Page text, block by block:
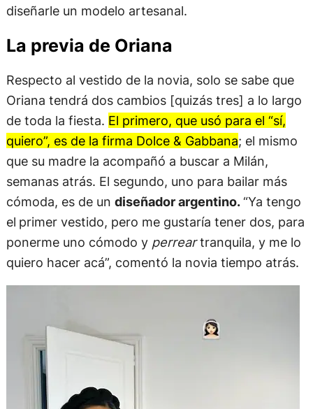
diseñarle un modelo artesanal.
La previa de Oriana
Respecto al vestido de la novia, solo se sabe que
Oriana tendrá dos cambios [quizás tres] a lo largo
de toda la fiesta. El primero, que usó para el “sí,
quiero”, es de la firma Dolce & Gabbana; el mismo
que su madre la acompañó a buscar a Milán,
semanas atrás. El segundo, uno para bailar más
cómoda, es de un diseñador argentino.“Ya tengo
el primer vestido, pero me gustaría tener dos, para
ponerme uno cómodo y perreartranquila, y me lo
quiero hacer acá”, comentó la novia tiempo atrás.